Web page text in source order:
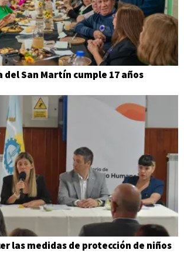
del San Martín cumple 17 años
las medidas de protección de niños